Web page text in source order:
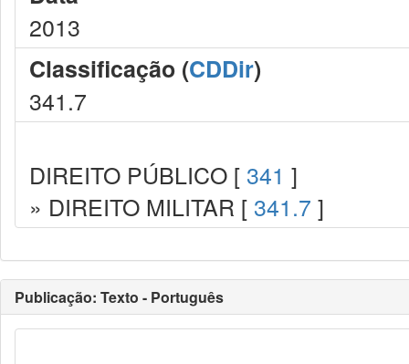
2013
Classificação (CDDir)
341.7
DIREITO PÚBLICO [ 341 ]
» DIREITO MILITAR [ 341.7 ]
Publicação: Texto - Português